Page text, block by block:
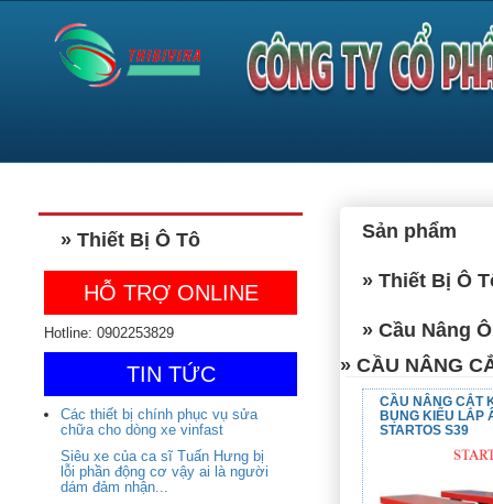
» Thiết Bị Ô Tô
HỖ TRỢ ONLINE
Hotline: 0902253829
TIN TỨC
Các thiết bị chính phục vụ sửa
chữa cho dòng xe vinfast
Siêu xe của ca sĩ Tuấn Hưng bị
lỗi phần động cơ vậy ai là người
dám đảm nhận...
Sản phẩm
» Thiết Bị Ô
» Cầu Nâng
» CẦU NÂNG
CẦU NÂNG CẮT
BỤNG KIỂU LẮP
STARTOS S39